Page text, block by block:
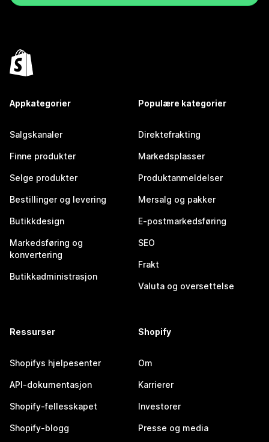
Appkategorier
Salgskanaler
Finne produkter
Selge produkter
Bestillinger og levering
Butikkdesign
Markedsføring og
konvertering
Butikkadministrasjon
Populære kategorier
Direktefrakting
Markedsplasser
Produktanmeldelser
Mersalg og pakker
E-postmarkedsføring
SEO
Frakt
Valuta og oversettelse
Ressurser
Shopifys hjelpesenter
API-dokumentasjon
Shopify-fellesskapet
Shopify-blogg
Shopify
Om
Karrierer
Investorer
Presse og media